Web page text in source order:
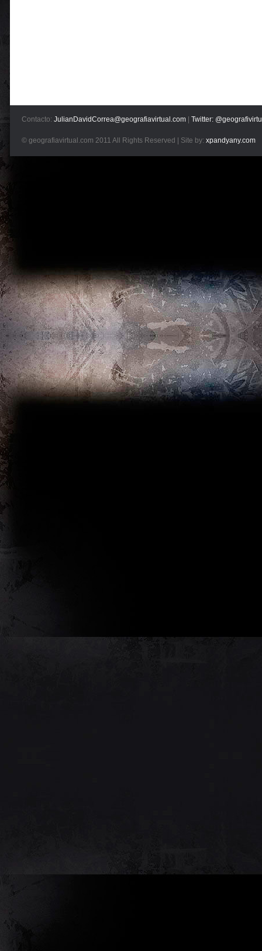
Contacto: JulianDavidCorrea@geografiavirtual.com Twitter:
© geografiavirtual.com 2011 All Rights Reserved | Site by: xpandyany.com